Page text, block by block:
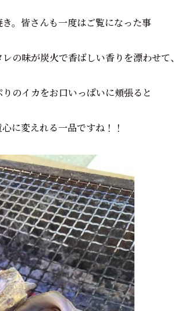
。皆さんも一度はご覧になった事
の味が炭火で香ばしい香りを漂わせて、
のイカをお口いっぱいに頬張ると
に変えれる一品ですね！！